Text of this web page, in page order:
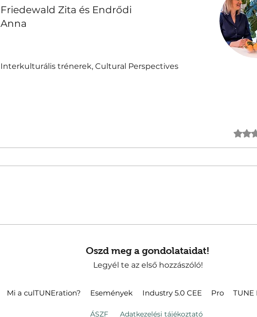
Friedewald Zita és Endrődi
Anna
Interkulturális trénerek, Cultural Perspectives
0 csillagot
Oszd meg a gondolataidat!
Legyél te az első hozzászóló!
Mi a culTUNEration? Események Industry 5.0 CEE Pro
ÁSZF Adatkezelési tájékoztató